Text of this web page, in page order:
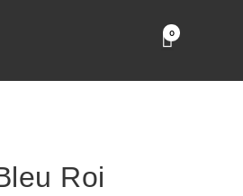
0
Roi